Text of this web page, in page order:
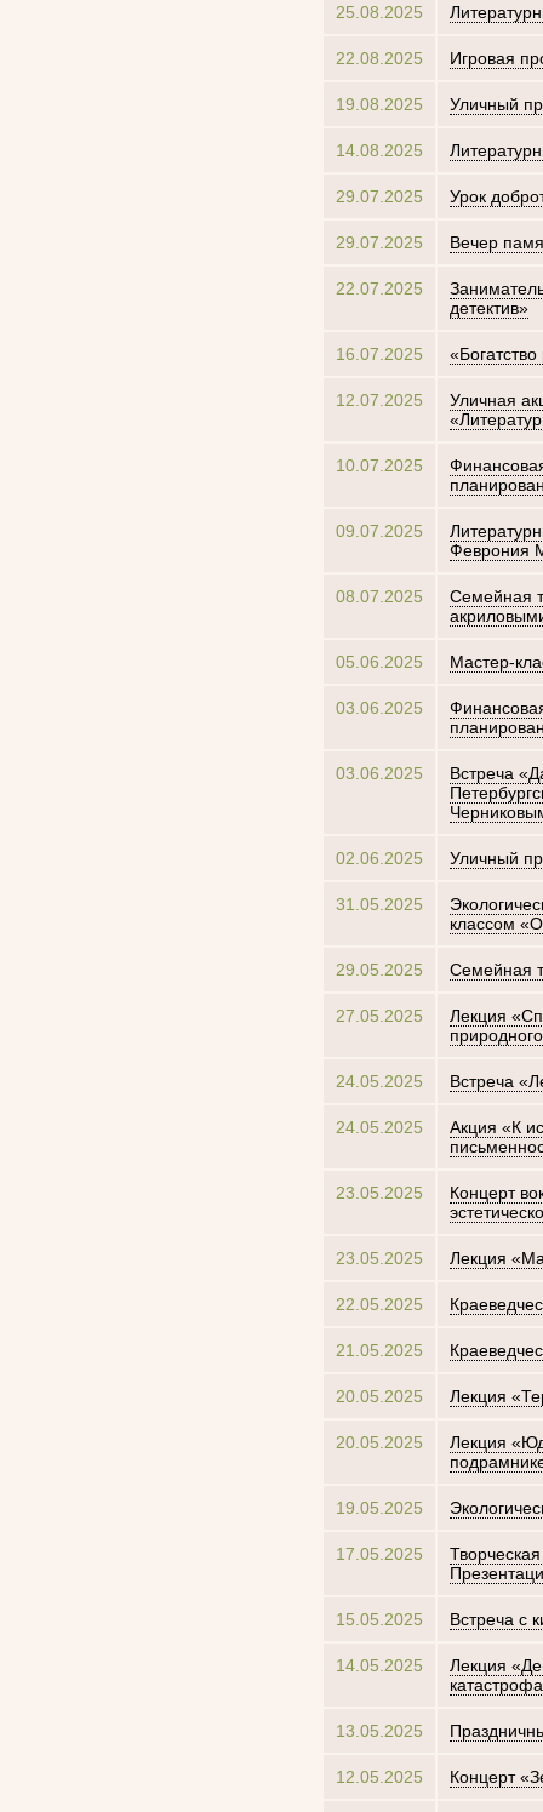
25.08.2025
22.08.2025 Игровая
19.08.2025 Уличный
14.08.2025
29.07.2025 Урок
29.07.2025 Вечер
22.07.2025
детектив»
16.07.2025
12.07.2025
Уличная
10.07.2025
09.07.2025
Феврония
08.07.2025
Семейная
05.06.2025 Мастер-
03.06.2025
03.06.2025
Встреча
02.06.2025 Уличный
31.05.2025
классом
29.05.2025 Семейная
27.05.2025
Лекция
24.05.2025 Встреча
24.05.2025
Акция «К
23.05.2025
Концерт
23.05.2025 Лекция
22.05.2025
21.05.2025
20.05.2025 Лекция
20.05.2025
Лекция
19.05.2025
17.05.2025
15.05.2025 Встреча с
14.05.2025
Лекция
13.05.2025
12.05.2025 Концерт